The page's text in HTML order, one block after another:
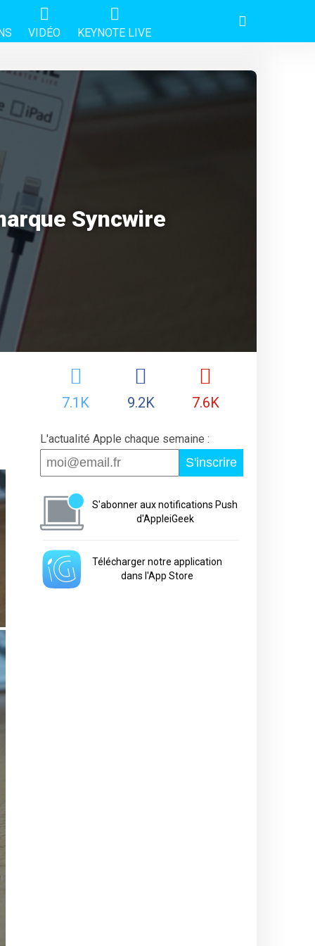
VIDÉO KEYNOTE LIVE
Syncwire
7.1K 9.2K 7.6K
L'actualité Apple chaque semaine :
S'inscrire
S'abonner aux notifications Push
d'AppleiGeek
Télécharger notre application
dans l'App Store